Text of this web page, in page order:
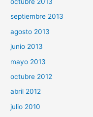
septiembre 2013
agosto 2013
junio 2013
mayo 2013
octubre 2012
abril 2012
julio 2010